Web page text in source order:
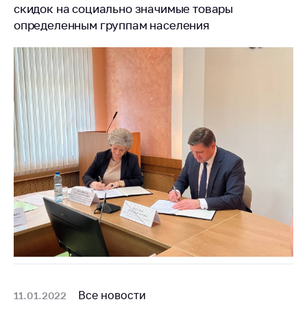
Защита
персональных
Новости
Обратиться в МАРТ
Личный прием
граждан и юр. лиц
Прямaя телефоннaя
линия
Горячая линия
Электронные
обращения
Сообщить о росте
скидок на социально значимые товары
определенным группам населения
11.01.2022 Все новости